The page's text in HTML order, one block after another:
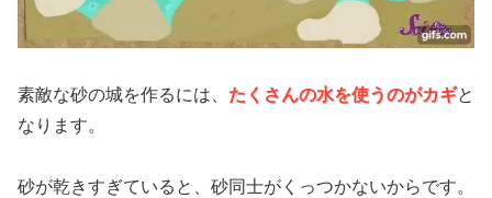
素敵な砂の城を作るには、 たくさんの水を使うのがカギと
なります。
砂が乾きすぎていると、砂同士がくっつかないからです。